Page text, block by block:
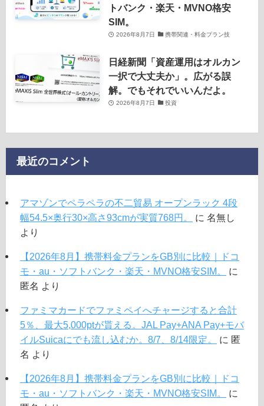
トバンク・楽天・MVNO格安
SIM。
2026年8月7日 携帯関連・料金プラン技
日経新聞「資産運用はオルカン
一択で大丈夫か」。広がる誤
解。でもそれでいいんだよ。
2026年8月7日 投資
最近のコメント
アマゾンでペラペラの不二貿易 オープンラック 4段
幅54.5×奥行30×高さ93cmが実質768円。
に 名無し
より
【2026年8月】携帯料金プランをGB別に比較｜ドコ
モ・au・ソフトバンク・楽天・MVNO格安SIM。
に
匿名 より
ファミマカードでファミペイへチャージすると合計
5％、最大5,000ptが貰える。JAL Pay+ANA Pay+モバ
イルSuicaにでも流し込むか。8/7、8/14限定。
に 匿
名 より
【2026年8月】携帯料金プランをGB別に比較｜ドコ
モ・au・ソフトバンク・楽天・MVNO格安SIM。
に